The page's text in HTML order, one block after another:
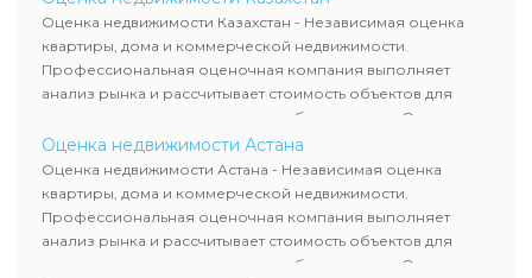
рассчитывают ущерб. Все отчеты соответствуют
требованиям законодательства и используются для
сделок, кредитования и судебных процессов.
Оценка недвижимости Казахстан - Независимая оценка
квартиры, дома и коммерческой недвижимости.
Профессиональная оценочная компания выполняет
анализ рынка и рассчитывает стоимость объектов для
продажи, ипотеки, аренды и судебных споров. Оценка
недвижимости включает современные методы и
гарантирует объективные результаты. Отчеты
используются для банков, судов и страховых компаний по
всему Казахстану.
Оценка недвижимости Астана
Оценка недвижимости Астана - Независимая оценка
квартиры, дома и коммерческой недвижимости.
Профессиональная оценочная компания выполняет
анализ рынка и рассчитывает стоимость объектов для
продажи, ипотеки, аренды и судебных споров. Оценка